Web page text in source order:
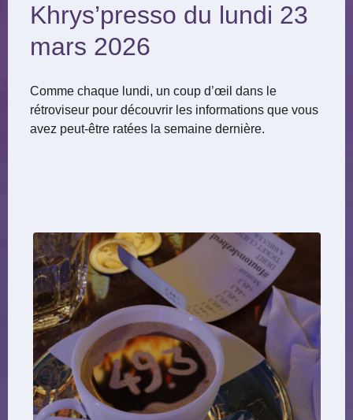
Khrys’presso du lundi 23
mars 2026
Comme chaque lundi, un coup d’œil dans le
rétroviseur pour découvrir les informations que vous
avez peut-être ratées la semaine dernière.